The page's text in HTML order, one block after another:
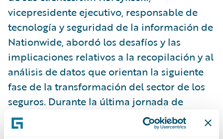
vicepresidente ejecutivo, responsable de
tecnología y seguridad de la información de
Nationwide, abordó los desafíos y las
implicaciones relativos a la recopilación y al
análisis de datos que orientan la siguiente
fase de la transformación del sector de los
seguros. Durante la última jornada de
Connections, Bureau, icare y Union Mutual
Insurance, aseguradoras de automóviles,